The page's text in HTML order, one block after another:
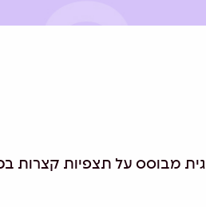
מבוסס על תצפיות קצרות